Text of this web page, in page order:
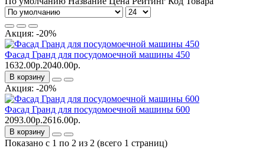
Акция: -20%
Фасад Гранд для посудомоечной машины 450
1632.00р.2040.00р.
В корзину
Акция: -20%
Фасад Гранд для посудомоечной машины 600
2093.00р.2616.00р.
В корзину
Показано с 1 по 2 из 2 (всего 1 страниц)